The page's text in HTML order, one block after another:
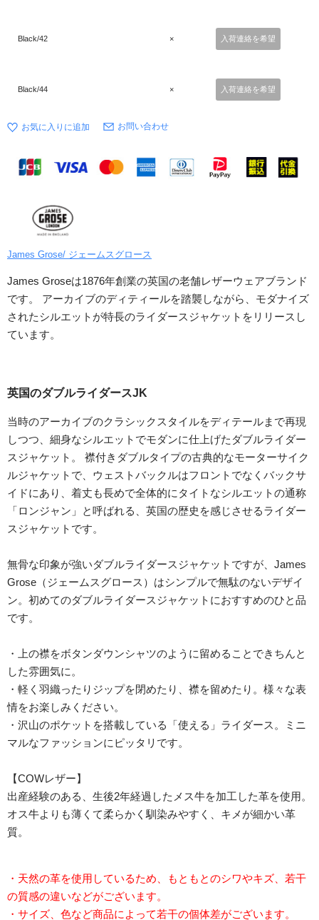
Black/42 × 入荷連絡を希望
Black/44 × 入荷連絡を希望
お問い合わせ
James Grose/ ジェームスグロース
James Groseは1876年創業の英国の老舗レザーウェアブランド
です。 アーカイブのディティールを踏襲しながら、モダナイズ
されたシルエットが特長のライダースジャケットをリリースし
ています。
英国のダブルライダースJK
当時のアーカイブのクラシックスタイルをディテールまで再現
しつつ、細身なシルエットでモダンに仕上げたダブルライダー
スジャケット。 襟付きダブルタイプの古典的なモーターサイク
ルジャケットで、ウェストバックルはフロントでなくバックサ
イドにあり、着丈も長めで全体的にタイトなシルエットの通称
「ロンジャン」と呼ばれる、英国の歴史を感じさせるライダー
スジャケットです。
無骨な印象が強いダブルライダースジャケットですが、James
Grose（ジェームスグロース）はシンプルで無駄のないデザイ
ン。初めてのダブルライダースジャケットにおすすめのひと品
です。
・上の襟をボタンダウンシャツのように留めることできちんと
した雰囲気に。
・軽く羽織ったりジップを閉めたり、襟を留めたり。様々な表
情をお楽しみください。
・沢山のポケットを搭載している「使える」ライダース。ミニ
マルなファッションにピッタリです。
【COWレザー】
出産経験のある、生後2年経過したメス牛を加工した革を使用。
オス牛よりも薄くて柔らかく馴染みやすく、キメが細かい革
質。
・天然の革を使用しているため、もともとのシワやキズ、若干
の質感の違いなどがございます。
・サイズ、色など商品によって若干の個体差がございます。